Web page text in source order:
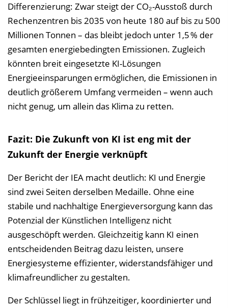
Differenzierung: Zwar steigt der CO₂-Ausstoß durch
Rechenzentren bis 2035 von heute 180 auf bis zu 500
Millionen Tonnen – das bleibt jedoch unter 1,5 % der
gesamten energiebedingten Emissionen. Zugleich
könnten breit eingesetzte KI-Lösungen
Energieeinsparungen ermöglichen, die Emissionen in
deutlich größerem Umfang vermeiden – wenn auch
nicht genug, um allein das Klima zu retten.
Fazit: Die Zukunft von KI ist eng mit der
Zukunft der Energie verknüpft
Der Bericht der IEA macht deutlich: KI und Energie
sind zwei Seiten derselben Medaille. Ohne eine
stabile und nachhaltige Energieversorgung kann das
Potenzial der Künstlichen Intelligenz nicht
ausgeschöpft werden. Gleichzeitig kann KI einen
entscheidenden Beitrag dazu leisten, unsere
Energiesysteme effizienter, widerstandsfähiger und
klimafreundlicher zu gestalten.
Der Schlüssel liegt in frühzeitiger, koordinierter und